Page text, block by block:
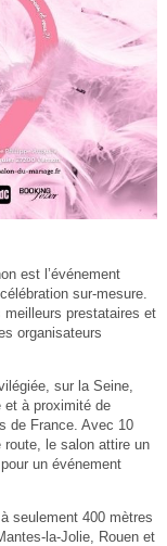
est l’événement
sur-mesure.
prestataires et
organisateurs
sur la Seine,
et à proximité de
de France. Avec 10
route, le salon attire un
un événement
seulement 400 mètres
la-Jolie, Rouen et